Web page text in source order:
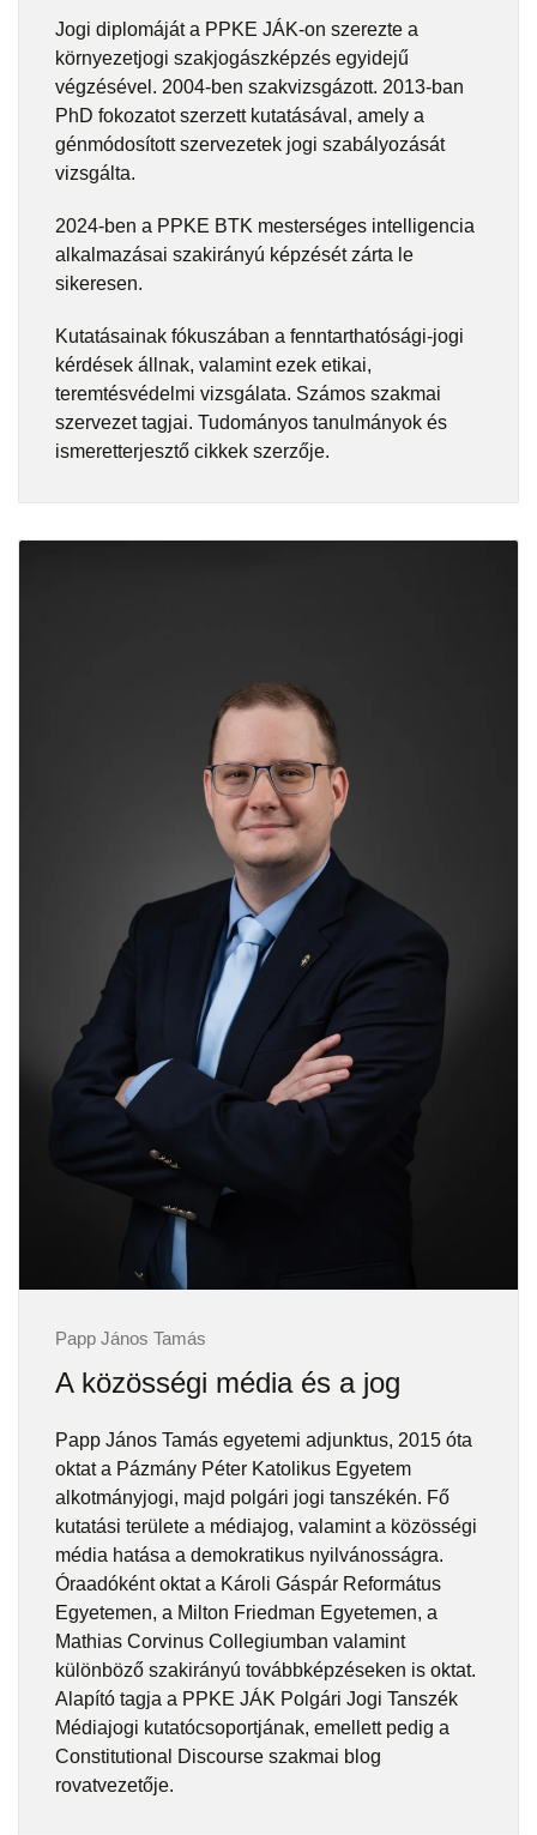
Jogi diplomáját a PPKE JÁK-on szerezte a
környezetjogi szakjogászképzés egyidejű
végzésével. 2004-ben szakvizsgázott. 2013-ban
PhD fokozatot szerzett kutatásával, amely a
génmódosított szervezetek jogi szabályozását
vizsgálta.
2024-ben a PPKE BTK mesterséges intelligencia
alkalmazásai szakirányú képzését zárta le
sikeresen.
Kutatásainak fókuszában a fenntarthatósági-jogi
kérdések állnak, valamint ezek etikai,
teremtésvédelmi vizsgálata. Számos szakmai
szervezet tagjai. Tudományos tanulmányok és
ismeretterjesztő cikkek szerzője.
Papp János Tamás
A közösségi média és a jog
Papp János Tamás egyetemi adjunktus, 2015 óta
oktat a Pázmány Péter Katolikus Egyetem
alkotmányjogi, majd polgári jogi tanszékén. Fő
kutatási területe a médiajog, valamint a közösségi
média hatása a demokratikus nyilvánosságra.
Óraadóként oktat a Károli Gáspár Református
Egyetemen, a Milton Friedman Egyetemen, a
Mathias Corvinus Collegiumban valamint
különböző szakirányú továbbképzéseken is oktat.
Alapító tagja a PPKE JÁK Polgári Jogi Tanszék
Médiajogi kutatócsoportjának, emellett pedig a
Constitutional Discourse szakmai blog
rovatvezetője.